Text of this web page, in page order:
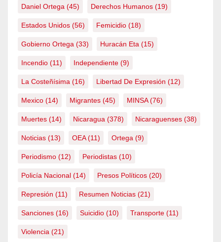
Daniel Ortega (45) Derechos Humanos (19)
Estados Unidos (56) Femicidio (18)
Gobierno Ortega (33) Huracán Eta (15)
Incendio (11) Independiente (9)
La Costeñísima (16) Libertad De Expresión (12)
Mexico (14) Migrantes (45) MINSA(76)
Muertes (14) Nicaragua (378) Nicaraguenses (38)
Noticias (13) OEA(11) Ortega (9)
Periodismo (12) Periodistas (10)
Policía Nacional (14) Presos Políticos (20)
Represión (11) Resumen Noticias (21)
Sanciones (16) Suicidio (10) Transporte (11)
Violencia (21)